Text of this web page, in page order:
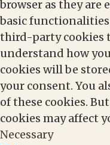
browser as they
basic functionalities
third-party cookies
understand how
cookies will be
your consent. You
of these cookies.
cookies may affect
Necessary